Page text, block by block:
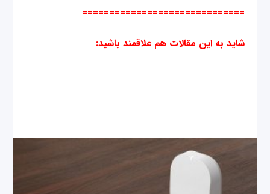
==============================
شاید به این مقالات هم علاقمند باشید: